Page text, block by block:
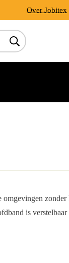
Over Jobitex
zonder
is